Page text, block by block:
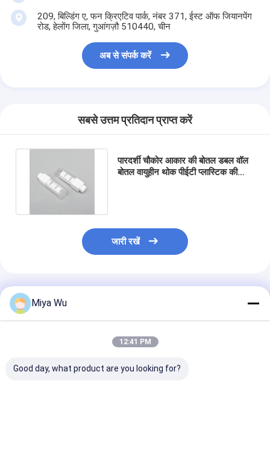
209, बिल्डिंग ए, फन क्रिएटिव पार्क, नंबर 371, ईस्ट ऑफ जियानपेंग
रोड, हेलोंग जिला, गुआंगज़ौ 510440, चीन
अब से संपर्क करें
सबसे उत्तम प्रतिदान प्राप्त करें
पारदर्शी चौकोर आकार की बोतल डबल वॉल
बोतल वायुहीन थोक पीईटी प्लास्टिक की
जारी रखें
अनुशंसित उत्पाद
Miya Wu
12:41 PM
Good day, what product are you looking for?